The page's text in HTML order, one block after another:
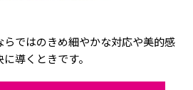
ではのきめ細やかな対応や美的感
導くときです。